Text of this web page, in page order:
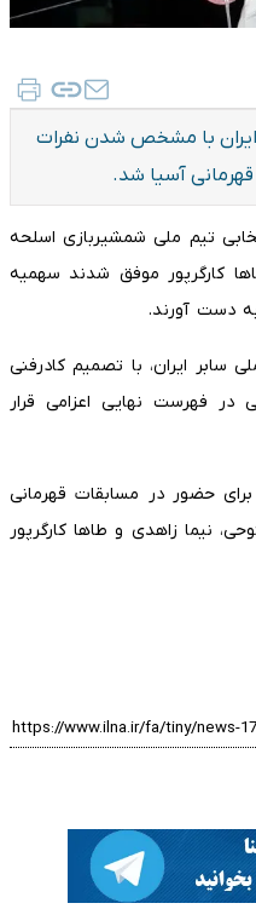
با مشخص شدن نفرات
آسیا شد.
تیم ملی شمشیربازی اسلحه
کارگرپور موفق شدند سهمیه
دست آورند.
سابر ایران، با تصمیم کادرفنی
در فهرست نهایی اعزامی قرار
حضور در مسابقات قهرمانی
نیما زاهدی و طاها کارگرپور